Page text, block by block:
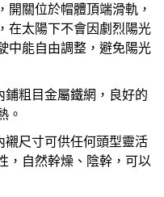
開關位於帽體頂端滑軌，
在太陽下不會因劇烈陽光
中能自由調整，避免陽光
鋪粗目金屬鐵網，良好的
。
襯尺寸可供任何頭型靈活
，自然幹燥、陰幹，可以